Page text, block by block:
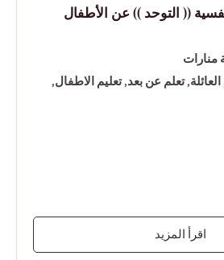
(( التوحد )) عن الأطفال
منارات
العائلة,تعلم عن بعد,تعليم الاطفال,
اقرأ المزيد